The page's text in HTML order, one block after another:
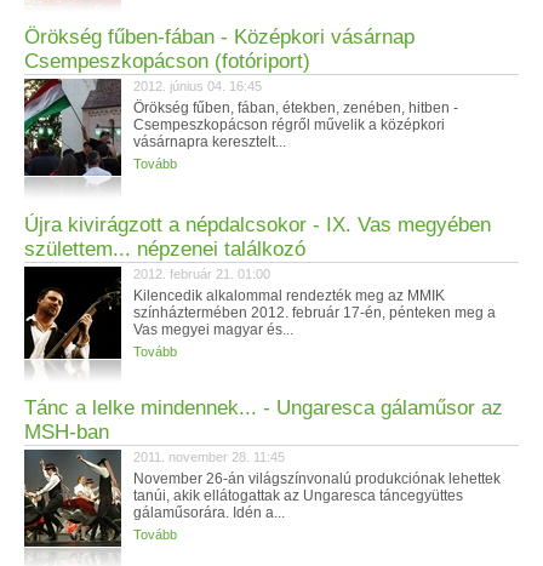
Örökség fűben-fában - Középkori vásárnap
Csempeszkopácson (fotóriport)
2012. június 04. 16:45
Örökség fűben, fában, étekben, zenében, hitben -
Csempeszkopácson régről művelik a középkori
vásárnapra keresztelt...
Tovább
Újra kivirágzott a népdalcsokor - IX. Vas megyében
születtem... népzenei találkozó
2012. február 21. 01:00
Kilencedik alkalommal rendezték meg az MMIK
színháztermében 2012. február 17-én, pénteken meg a
Vas megyei magyar és...
Tovább
Tánc a lelke mindennek... - Ungaresca gálaműsor az
MSH-ban
2011. november 28. 11:45
November 26-án világszínvonalú produkciónak lehettek
tanúi, akik ellátogattak az Ungaresca táncegyüttes
gálaműsorára. Idén a...
Tovább